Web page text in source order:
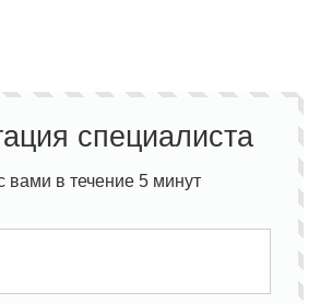
специалиста
в течение 5 минут